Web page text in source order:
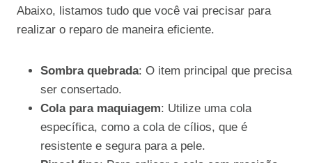
Abaixo, listamos tudo que você vai precisar para
realizar o reparo de maneira eficiente.
Sombra quebrada: O item principal que precisa
ser consertado.
Cola para maquiagem: Utilize uma cola
específica, como a cola de cílios, que é
resistente e segura para a pele.